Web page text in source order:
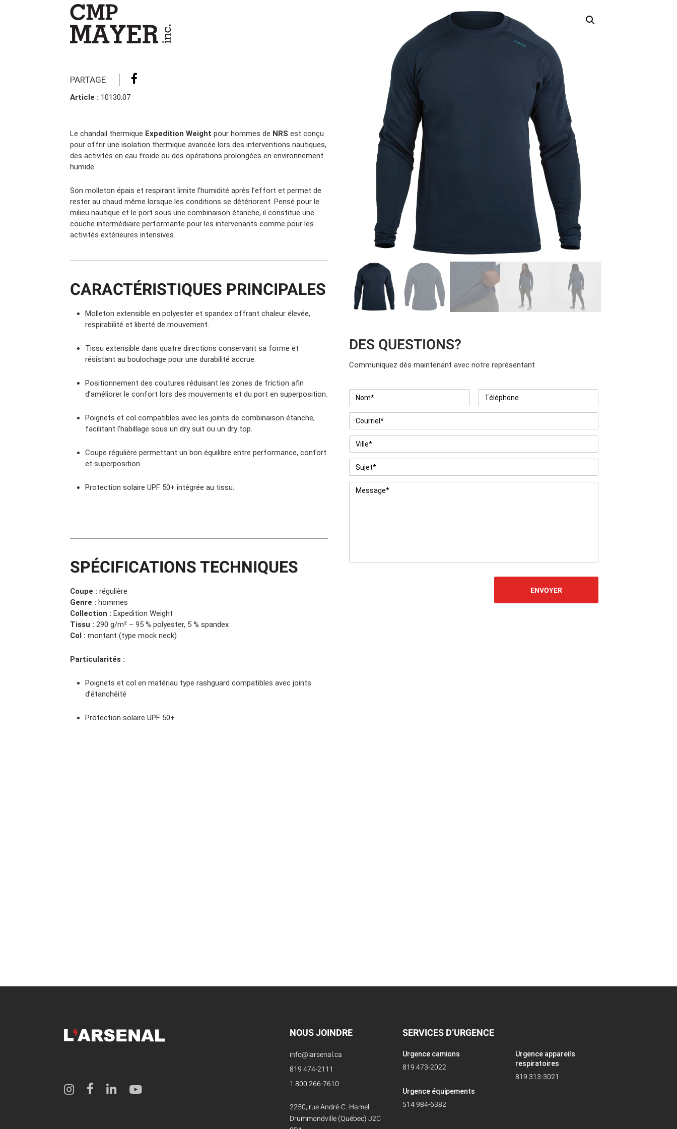
DES QUESTIONS?
Communiquez dès maintenant avec notre représentant
Nom * Téléphone
Courriel *
Ville *
Sujet *
Message *
PARTAGE
Article : 10130.07
Le chandail thermique Expedition Weight pour hommes de NRS est conçu
pour offrir une isolation thermique avancée lors des interventions nautiques,
des activités en eau froide ou des opérations prolongées en environnement
humide.
Son molleton épais et respirant limite l’humidité après l’effort et permet de
rester au chaud même lorsque les conditions se détériorent. Pensé pour le
milieu nautique et le port sous une combinaison étanche, il constitue une
couche intermédiaire performante pour les intervenants comme pour les
activités extérieures intensives.
CARACTÉRISTIQUES PRINCIPALES
Molleton extensible en polyester et spandex offrant chaleur élevée,
respirabilité et liberté de mouvement.
Tissu extensible dans quatre directions conservant sa forme et
résistant au boulochage pour une durabilité accrue.
Positionnement des coutures réduisant les zones de friction afin
d’améliorer le confort lors des mouvements et du port en superposition.
Poignets et col compatibles avec les joints de combinaison étanche,
facilitant l’habillage sous un dry suit ou un dry top.
Coupe régulière permettant un bon équilibre entre performance, confort
et superposition.
Protection solaire UPF 50+ intégrée au tissu.
SPÉCIFICATIONS TECHNIQUES
Coupe : régulière
Genre : hommes
Collection : Expedition Weight
Tissu : 290 g/m² – 95 % polyester, 5 % spandex
Col : montant (type mock neck)
Particularités :
Poignets et col en matériau type rashguard compatibles avec joints
d’étanchéité
Protection solaire UPF 50+
NOUS JOINDRE
info@larsenal.ca
819 474-2111
1 800 266-7610
2250, rue André-C.-Hamel
Drummondville (Québec) J2C
SERVICES D’URGENCE
Urgence camions
819 473-2022
Urgence équipements
514 984-6382
Urgence appareils
respiratoires
819 313-3021